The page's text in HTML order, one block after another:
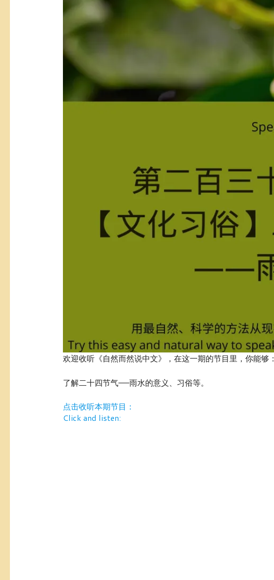
欢迎收听《自然而然说中文》，在这一期的节目里，你能够：
了解二十四节气——雨水的意义、习俗等。
点击收听本期节目：
Click and listen: